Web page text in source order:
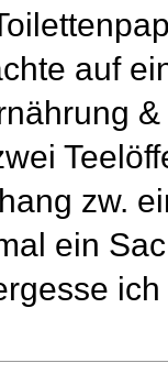
auf
zw.
ein